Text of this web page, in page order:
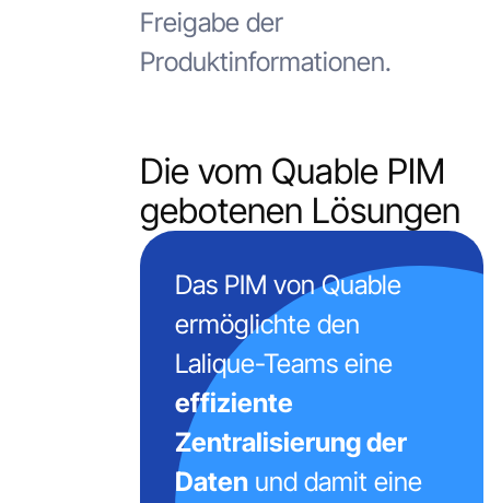
Freigabe der
Produktinformationen.
Die vom Quable PIM
gebotenen Lösungen
Das PIM von Quable
ermöglichte den
Lalique-Teams eine
effiziente
Zentralisierung der
Daten und damit eine